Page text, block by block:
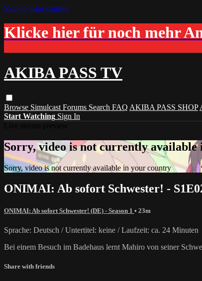
Skip to main content
Klicke hier für noch mehr
AKIBA PASS TV
Browse Simulcast Forums Search FAQ AKIBA PASS SHOP
Start Watching Sign In
Sorry, video is not currently
Sorry, video is not currently available in your country
ONIMAI: Ab sofort Schwester! -
ONIMAI: Ab sofort Schwester! (DE) - Season 1 • 23m
Sprache: Deutsch / Untertitel: keine / Laufzeit: ca. 24 Minuten
Bei einem Besuch im Badehaus lernt Mahiro von seiner
Share with friends